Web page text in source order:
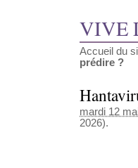
VIVE
Accueil du
prédire ?
mardi 12
2026).